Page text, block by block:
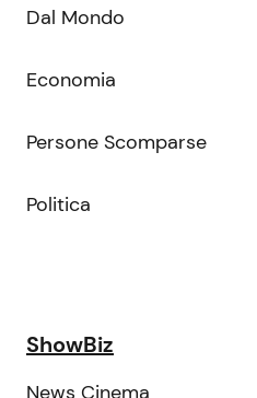
Dal Mondo
Economia
Persone Scomparse
Politica
ShowBiz
News Cinema